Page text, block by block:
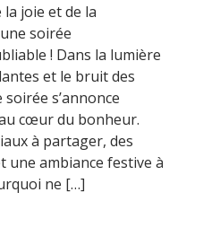
la joie et de la
soirée
! Dans la lumière
et le bruit des
s’annonce
cœur du bonheur.
à partager, des
une ambiance festive à
ne […]